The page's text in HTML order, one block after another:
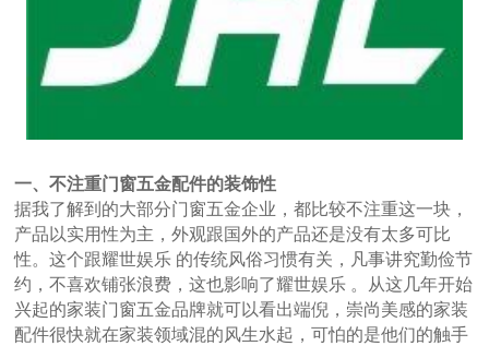
一、不注重门窗五金配件的装饰性
据我了解到的大部分门窗五金企业，都比较不注重这一块，
产品以实用性为主，外观跟国外的产品还是没有太多可比
性。这个跟耀世娱乐 的传统风俗习惯有关，凡事讲究勤俭节
约，不喜欢铺张浪费，这也影响了耀世娱乐 。从这几年开始
兴起的家装门窗五金品牌就可以看出端倪，崇尚美感的家装
配件很快就在家装领域混的风生水起，可怕的是他们的触手